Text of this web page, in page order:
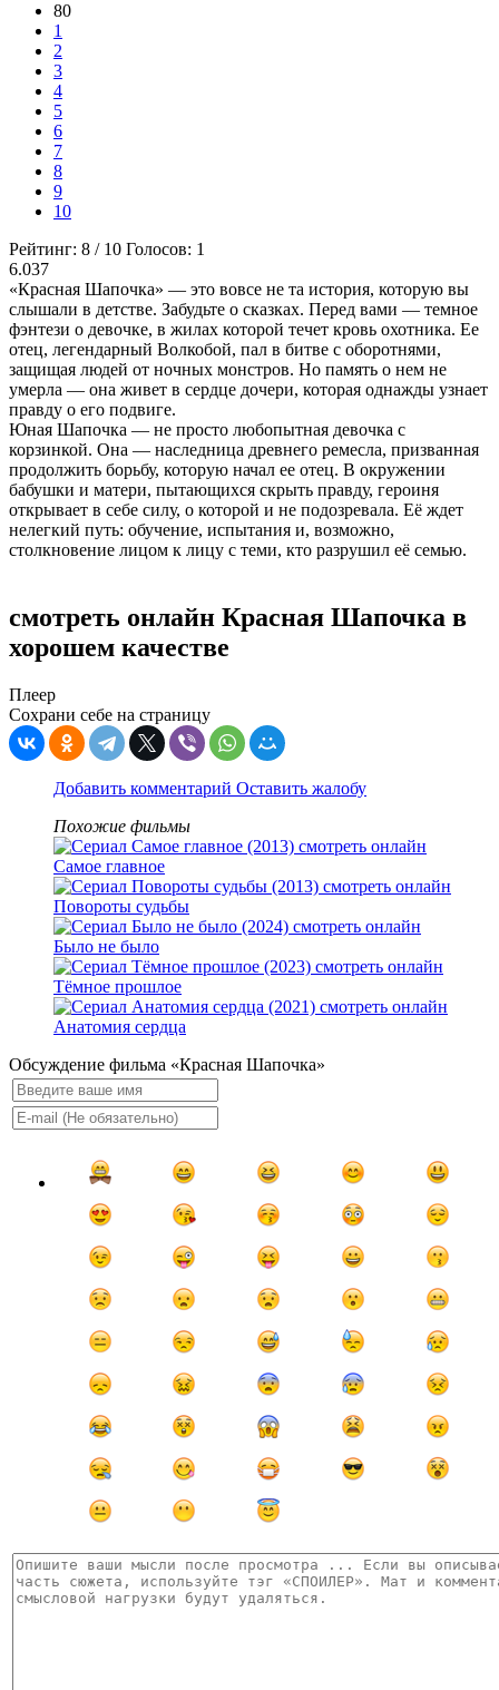
80
1
2
3
4
5
6
7
8
9
10
Рейтинг: 8 / 10 Голосов: 1
6.037
«Красная Шапочка» — это вовсе не та история, которую вы
слышали в детстве. Забудьте о сказках. Перед вами — темное
фэнтези о девочке, в жилах которой течет кровь охотника. Ее
отец, легендарный Волкобой, пал в битве с оборотнями,
защищая людей от ночных монстров. Но память о нем не
умерла — она живет в сердце дочери, которая однажды узнает
правду о его подвиге.
Юная Шапочка — не просто любопытная девочка с
корзинкой. Она — наследница древнего ремесла, призванная
продолжить борьбу, которую начал ее отец. В окружении
бабушки и матери, пытающихся скрыть правду, героиня
открывает в себе силу, о которой и не подозревала. Её ждет
нелегкий путь: обучение, испытания и, возможно,
столкновение лицом к лицу с теми, кто разрушил её семью.
смотреть онлайн Красная Шапочка в
хорошем качестве
Плеер
Сохрани себе на страницу
Добавить комментарий Оставить жалобу
Похожие фильмы
Самое главное
Повороты судьбы
Было не было
Тёмное прошлое
Анатомия сердца
Обсуждение фильма «Красная Шапочка»